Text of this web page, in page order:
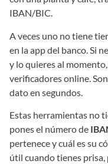
A veces uno no tiene
en la app del banco. Si
y lo quieres al
verificadores online.
dato en segundos.
Estas herramientas no
pones el número de
pertenece y cuál es su
útil cuando tienes